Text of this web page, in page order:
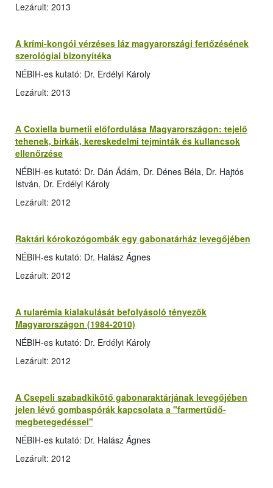
Lezárult: 2013
A krími-kongói vérzéses láz magyarországi fertőzésének
szerológiai bizonyítéka
NÉBIH-es kutató: Dr. Erdélyi Károly
Lezárult: 2013
A Coxiella burnetii előfordulása Magyarországon: tejelő
tehenek, birkák, kereskedelmi tejminták és kullancsok
ellenőrzése
NÉBIH-es kutató: Dr. Dán Ádám, Dr. Dénes Béla, Dr. Hajtós
István, Dr. Erdélyi Károly
Lezárult: 2012
Raktári kórokozógombák egy gabonatárház levegőjében
NÉBIH-es kutató: Dr. Halász Ágnes
Lezárult: 2012
A tularémia kialakulását befolyásoló tényezők
Magyarországon (1984-2010)
NÉBIH-es kutató: Dr. Erdélyi Károly
Lezárult: 2012
A Csepeli szabadkikötő gabonaraktárjának levegőjében
jelen lévő gombaspórák kapcsolata a "farmertüdő-
megbetegedéssel"
NÉBIH-es kutató: Dr. Halász Ágnes
Lezárult: 2012